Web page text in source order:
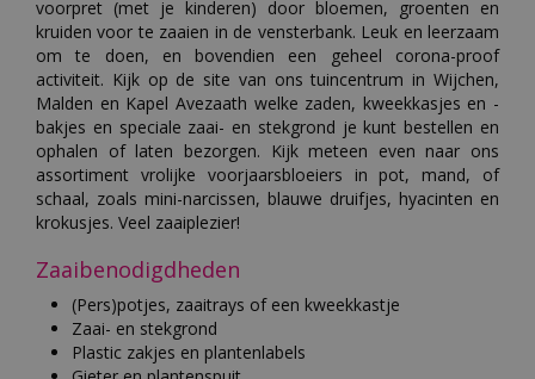
voorpret (met je kinderen) door bloemen, groenten en
kruiden voor te zaaien in de vensterbank. Leuk en leerzaam
om te doen, en bovendien een geheel corona-proof
activiteit. Kijk op de site van ons tuincentrum in Wijchen,
Malden en Kapel Avezaath welke zaden, kweekkasjes en -
bakjes en speciale zaai- en stekgrond je kunt bestellen en
ophalen of laten bezorgen. Kijk meteen even naar ons
assortiment vrolijke voorjaarsbloeiers in pot, mand, of
schaal, zoals mini-narcissen, blauwe druifjes, hyacinten en
krokusjes. Veel zaaiplezier!
Zaaibenodigdheden
(Pers)potjes, zaaitrays of een kweekkastje
Zaai- en stekgrond
Plastic zakjes en plantenlabels